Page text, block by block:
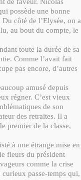
possède une bonne
côté de l’Elysée, on a
au bout du compte, le
toute la durée de sa
Comme l’avait fait
pas encore, d’autres
amusé depuis
régner. C’est vieux
de son
des retraites. Il a
premier de la classe,
à une étrange mise en
fleurs du président
comme la crise
passe-temps qui,